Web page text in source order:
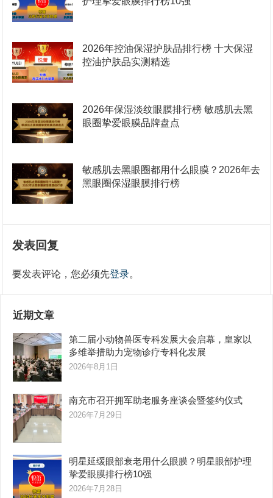
2026年控油保湿护肤品排行榜 十大保湿
控油护肤品实测精选
2026年保湿淡纹眼膜排行榜 敏感肌去黑
眼圈挚爱眼膜品牌盘点
敏感肌去黑眼圈都用什么眼膜？2026年去
黑眼圈保湿眼膜排行榜
发表回复
要发表评论，您必须先登录。
近期文章
第二届小动物兽医专科发展大会启幕，皇家以
多维举措助力宠物诊疗专科化发展
2026年8月1日
南充市召开拥军助老服务座谈会暨签约仪式
2026年7月29日
明星延缓眼部衰老用什么眼膜？明星眼部护理
挚爱眼膜排行榜10强
2026年7月28日